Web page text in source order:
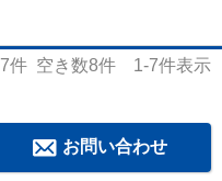
7件 空き数8件 1-7件表示
お問い合わせ